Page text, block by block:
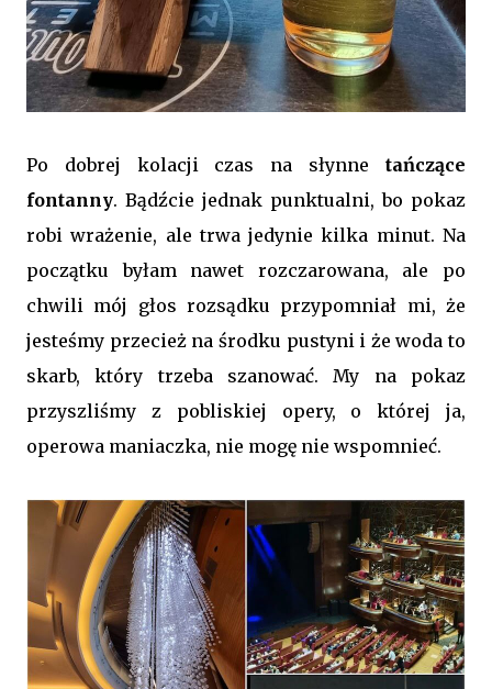
Po dobrej kolacji czas na słynne tańczące
fontanny. Bądźcie jednak punktualni, bo pokaz
robi wrażenie, ale trwa jedynie kilka minut. Na
początku byłam nawet rozczarowana, ale po
chwili mój głos rozsądku przypomniał mi, że
jesteśmy przecież na środku pustyni i że woda to
skarb, który trzeba szanować. My na pokaz
przyszliśmy z pobliskiej opery, o której ja,
operowa maniaczka, nie mogę nie wspomnieć.